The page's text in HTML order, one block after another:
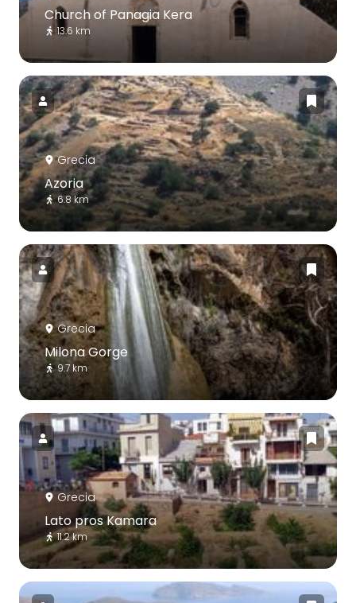
Church of Panagia Kera
13.6 km
Grecia
Azoria
6.8 km
Grecia
Milona Gorge
9.7 km
Grecia
Lato pros Kamara
11.2 km